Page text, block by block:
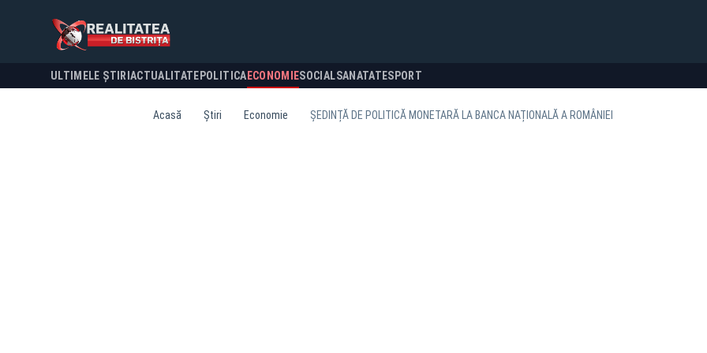
ULTIMELE ȘTIRI ACTUALITATE POLITICA ECONOMIESOCIALSANATATESPORT
Acasă Știri Economie ȘEDINȚĂ DE POLITICĂ MONETARĂ LA BANCA NAȚIONALĂ A ROMÂNIEI